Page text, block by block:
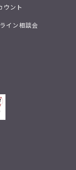
ウント
イン相談会